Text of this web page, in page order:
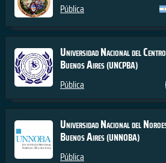
Pública
Universidad Nacional del
Buenos Aires(UNCPBA)
Pública
Universidad Nacional del
Buenos Aires(UNNOBA)
Pública